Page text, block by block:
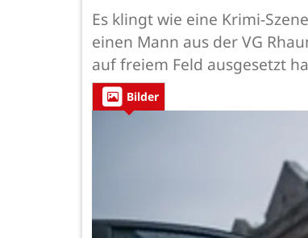
Es klingt wie eine Krimi-
einen Mann aus der VG
auf freiem Feld ausgesetzt
Bilder